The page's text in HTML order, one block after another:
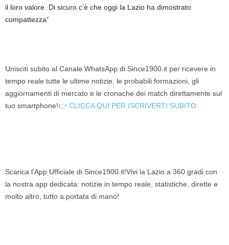
il loro valore. Di sicuro c’è che oggi la Lazio ha dimostrato
compattezza”
Unisciti subito al Canale WhatsApp di Since1900.it per ricevere in
tempo reale tutte le ultime notizie, le probabili formazioni, gli
aggiornamenti di mercato e le cronache dei match direttamente sul
tuo smartphone!👉 CLICCA QUI PER ISCRIVERTI SUBITO
Scarica l'App Ufficiale di Since1900.it!Vivi la Lazio a 360 gradi con
la nostra app dedicata: notizie in tempo reale, statistiche, dirette e
molto altro, tutto a portata di mano!